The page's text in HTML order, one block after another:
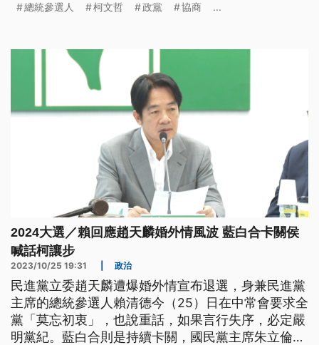
獨騙子，賴清德回應不會因為中國謾罵，就影響捍衛
總統參選人 柯文哲 政黨 協商 ...
2024大選／賴回應趙天麟婚外情風波 藍白合卡關侯
喊話柯讓步
2023/10/25 19:31 政治
民進黨立委趙天麟遭爆婚外情宣布退選，身兼民進黨
主席的總統參選人賴清德今（25）日在中常會要求全
黨「莫忘初衷」，也說重話，如果言行失序，必定嚴
明黨紀。藍白合則是持續卡關，國民黨主席朱立倫喊